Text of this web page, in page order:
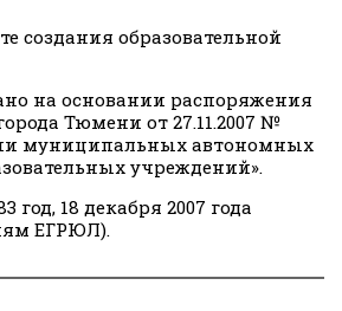
создания образовательной
на основании распоряжения
Тюмени от 27.11.2007 №
муниципальных автономных
учреждений».
год, 18 декабря 2007 года
ЕГРЮЛ).